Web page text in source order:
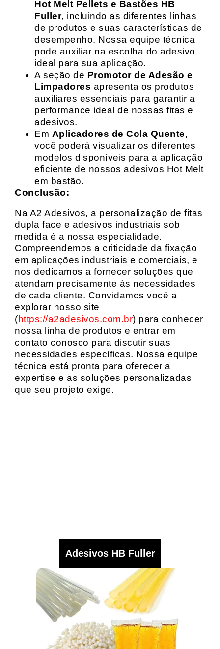
Hot Melt Pellets e Bastões HB
Fuller, incluindo as diferentes linhas
de produtos e suas características de
desempenho. Nossa equipe técnica
pode auxiliar na escolha do adesivo
ideal para sua aplicação.
A seção de Promotor de Adesão e
Limpadores apresenta os produtos
auxiliares essenciais para garantir a
performance ideal de nossas fitas e
adesivos.
Em Aplicadores de Cola Quente,
você poderá visualizar os diferentes
modelos disponíveis para a aplicação
eficiente de nossos adesivos Hot Melt
em bastão.
Conclusão:
Na A2 Adesivos, a personalização de fitas
dupla face e adesivos industriais sob
medida é a nossa especialidade.
Compreendemos a criticidade da fixação
em aplicações industriais e comerciais, e
nos dedicamos a fornecer soluções que
atendam precisamente às necessidades
de cada cliente. Convidamos você a
explorar nosso site
(https://a2adesivos.com.br) para conhecer
nossa linha de produtos e entrar em
contato conosco para discutir suas
necessidades específicas. Nossa equipe
técnica está pronta para oferecer a
expertise e as soluções personalizadas
que seu projeto exige.
Adesivos HB Fuller